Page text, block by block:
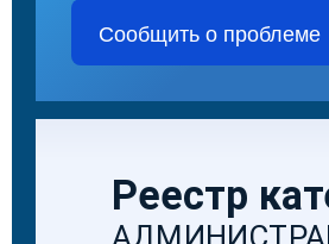
Сообщить о проблеме